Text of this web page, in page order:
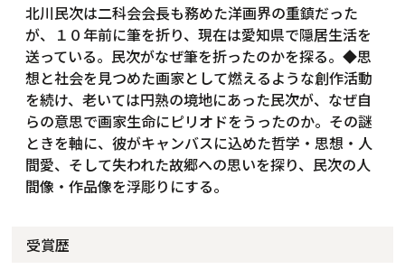
北川民次は二科会会長も務めた洋画界の重鎮だった
が、１０年前に筆を折り、現在は愛知県で隠居生活を
送っている。民次がなぜ筆を折ったのかを探る。◆思
想と社会を見つめた画家として燃えるような創作活動
を続け、老いては円熟の境地にあった民次が、なぜ自
らの意思で画家生命にピリオドをうったのか。その謎
ときを軸に、彼がキャンバスに込めた哲学・思想・人
間愛、そして失われた故郷への思いを探り、民次の人
間像・作品像を浮彫りにする。
受賞歴